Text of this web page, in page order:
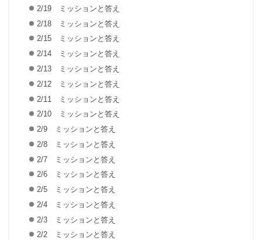
2/19 ミッションと答え
2/18 ミッションと答え
2/15 ミッションと答え
2/14 ミッションと答え
2/13 ミッションと答え
2/12 ミッションと答え
2/11 ミッションと答え
2/10 ミッションと答え
2/9 ミッションと答え
2/8 ミッションと答え
2/7 ミッションと答え
2/6 ミッションと答え
2/5 ミッションと答え
2/4 ミッションと答え
2/3 ミッションと答え
2/2 ミッションと答え